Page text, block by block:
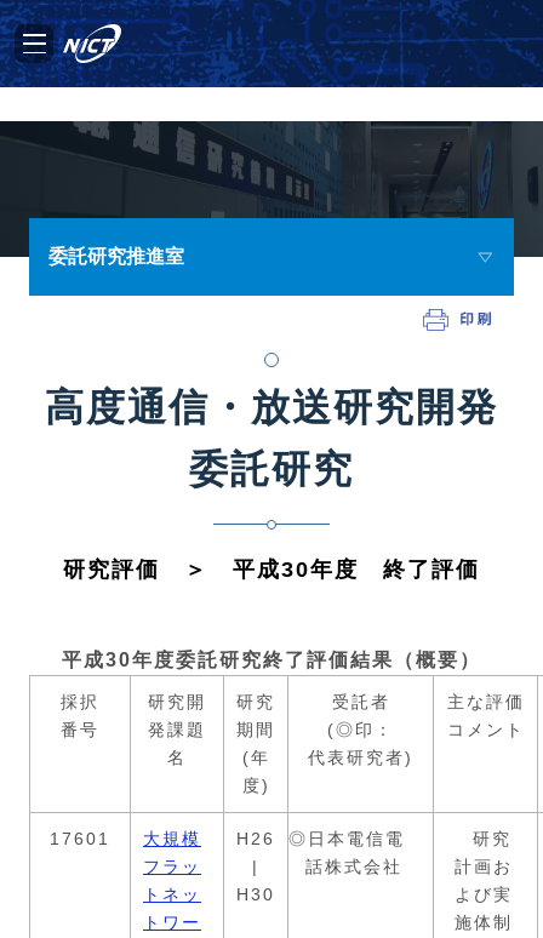
委託研究推進室
高度通信・放送研究開発
委託研究
研究評価 ＞ 平成30年度 終了評価
平成30年度委託研究終了評価結果（概要）
採択
番号
研究開
発課題
名
研究
期間
(年
度)
受託者
(◎印：
代表研究者)
主な評価
コメント
17601
大規模
フラッ
トネッ
トワー
H26
|
H30
◎日本電信電
話株式会社
研究
計画お
よび実
施体制